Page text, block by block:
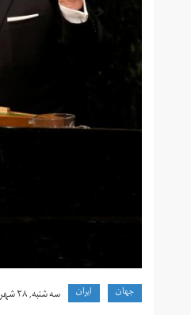
جهان ايران سه شنبه, ۲۸ شهریور ۱۳۹۶ ۱۸:۵۲